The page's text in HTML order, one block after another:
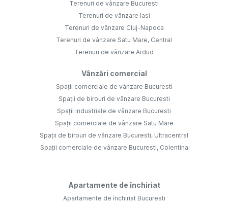
Terenuri de vânzare Bucuresti
Terenuri de vânzare Iasi
Terenuri de vânzare Cluj-Napoca
Terenuri de vânzare Satu Mare, Central
Terenuri de vânzare Ardud
Vânzări comercial
Spații comerciale de vânzare Bucuresti
Spații de birouri de vânzare Bucuresti
Spații industriale de vânzare Bucuresti
Spații comerciale de vânzare Satu Mare
Spații de birouri de vânzare Bucuresti, Ultracentral
Spații comerciale de vânzare Bucuresti, Colentina
Apartamente de închiriat
Apartamente de închiriat Bucuresti